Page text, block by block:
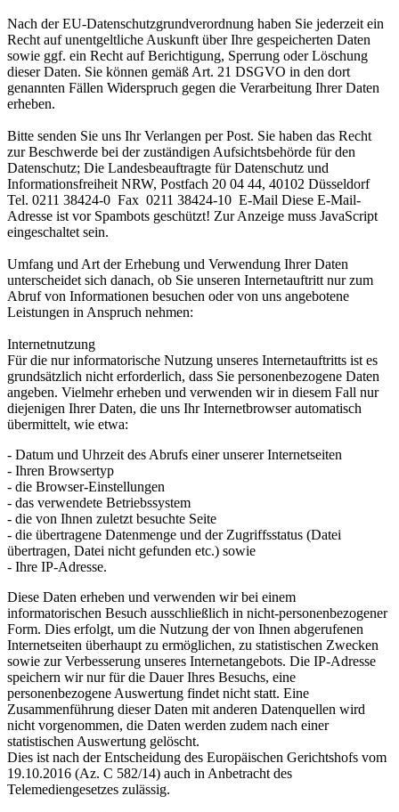
Nach der EU-Datenschutzgrundverordnung haben Sie jederzeit ein
Recht auf unentgeltliche Auskunft über Ihre gespeicherten Daten
sowie ggf. ein Recht auf Berichtigung, Sperrung oder Löschung
dieser Daten. Sie können gemäß Art. 21 DSGVO in den dort
genannten Fällen Widerspruch gegen die Verarbeitung Ihrer Daten
erheben.
Bitte senden Sie uns Ihr Verlangen per Post. Sie haben das Recht
zur Beschwerde bei der zuständigen Aufsichtsbehörde für den
Datenschutz; Die Landesbeauftragte für Datenschutz und
Informationsfreiheit NRW, Postfach 20 04 44, 40102 Düsseldorf
Tel. 0211 38424-0 Fax 0211 38424-10 E-Mail Diese E-Mail-
Adresse ist vor Spambots geschützt! Zur Anzeige muss JavaScript
eingeschaltet sein.
Umfang und Art der Erhebung und Verwendung Ihrer Daten
unterscheidet sich danach, ob Sie unseren Internetauftritt nur zum
Abruf von Informationen besuchen oder von uns angebotene
Leistungen in Anspruch nehmen:
Internetnutzung
Für die nur informatorische Nutzung unseres Internetauftritts ist es
grundsätzlich nicht erforderlich, dass Sie personenbezogene Daten
angeben. Vielmehr erheben und verwenden wir in diesem Fall nur
diejenigen Ihrer Daten, die uns Ihr Internetbrowser automatisch
übermittelt, wie etwa:
- Datum und Uhrzeit des Abrufs einer unserer Internetseiten
- Ihren Browsertyp
- die Browser-Einstellungen
- das verwendete Betriebssystem
- die von Ihnen zuletzt besuchte Seite
- die übertragene Datenmenge und der Zugriffsstatus (Datei
übertragen, Datei nicht gefunden etc.) sowie
- Ihre IP-Adresse.
Diese Daten erheben und verwenden wir bei einem
informatorischen Besuch ausschließlich in nicht-personenbezogener
Form. Dies erfolgt, um die Nutzung der von Ihnen abgerufenen
Internetseiten überhaupt zu ermöglichen, zu statistischen Zwecken
sowie zur Verbesserung unseres Internetangebots. Die IP-Adresse
speichern wir nur für die Dauer Ihres Besuchs, eine
personenbezogene Auswertung findet nicht statt. Eine
Zusammenführung dieser Daten mit anderen Datenquellen wird
nicht vorgenommen, die Daten werden zudem nach einer
statistischen Auswertung gelöscht.
Dies ist nach der Entscheidung des Europäischen Gerichtshofs vom
19.10.2016 (Az. C 582/14) auch in Anbetracht des
Telemediengesetzes zulässig.